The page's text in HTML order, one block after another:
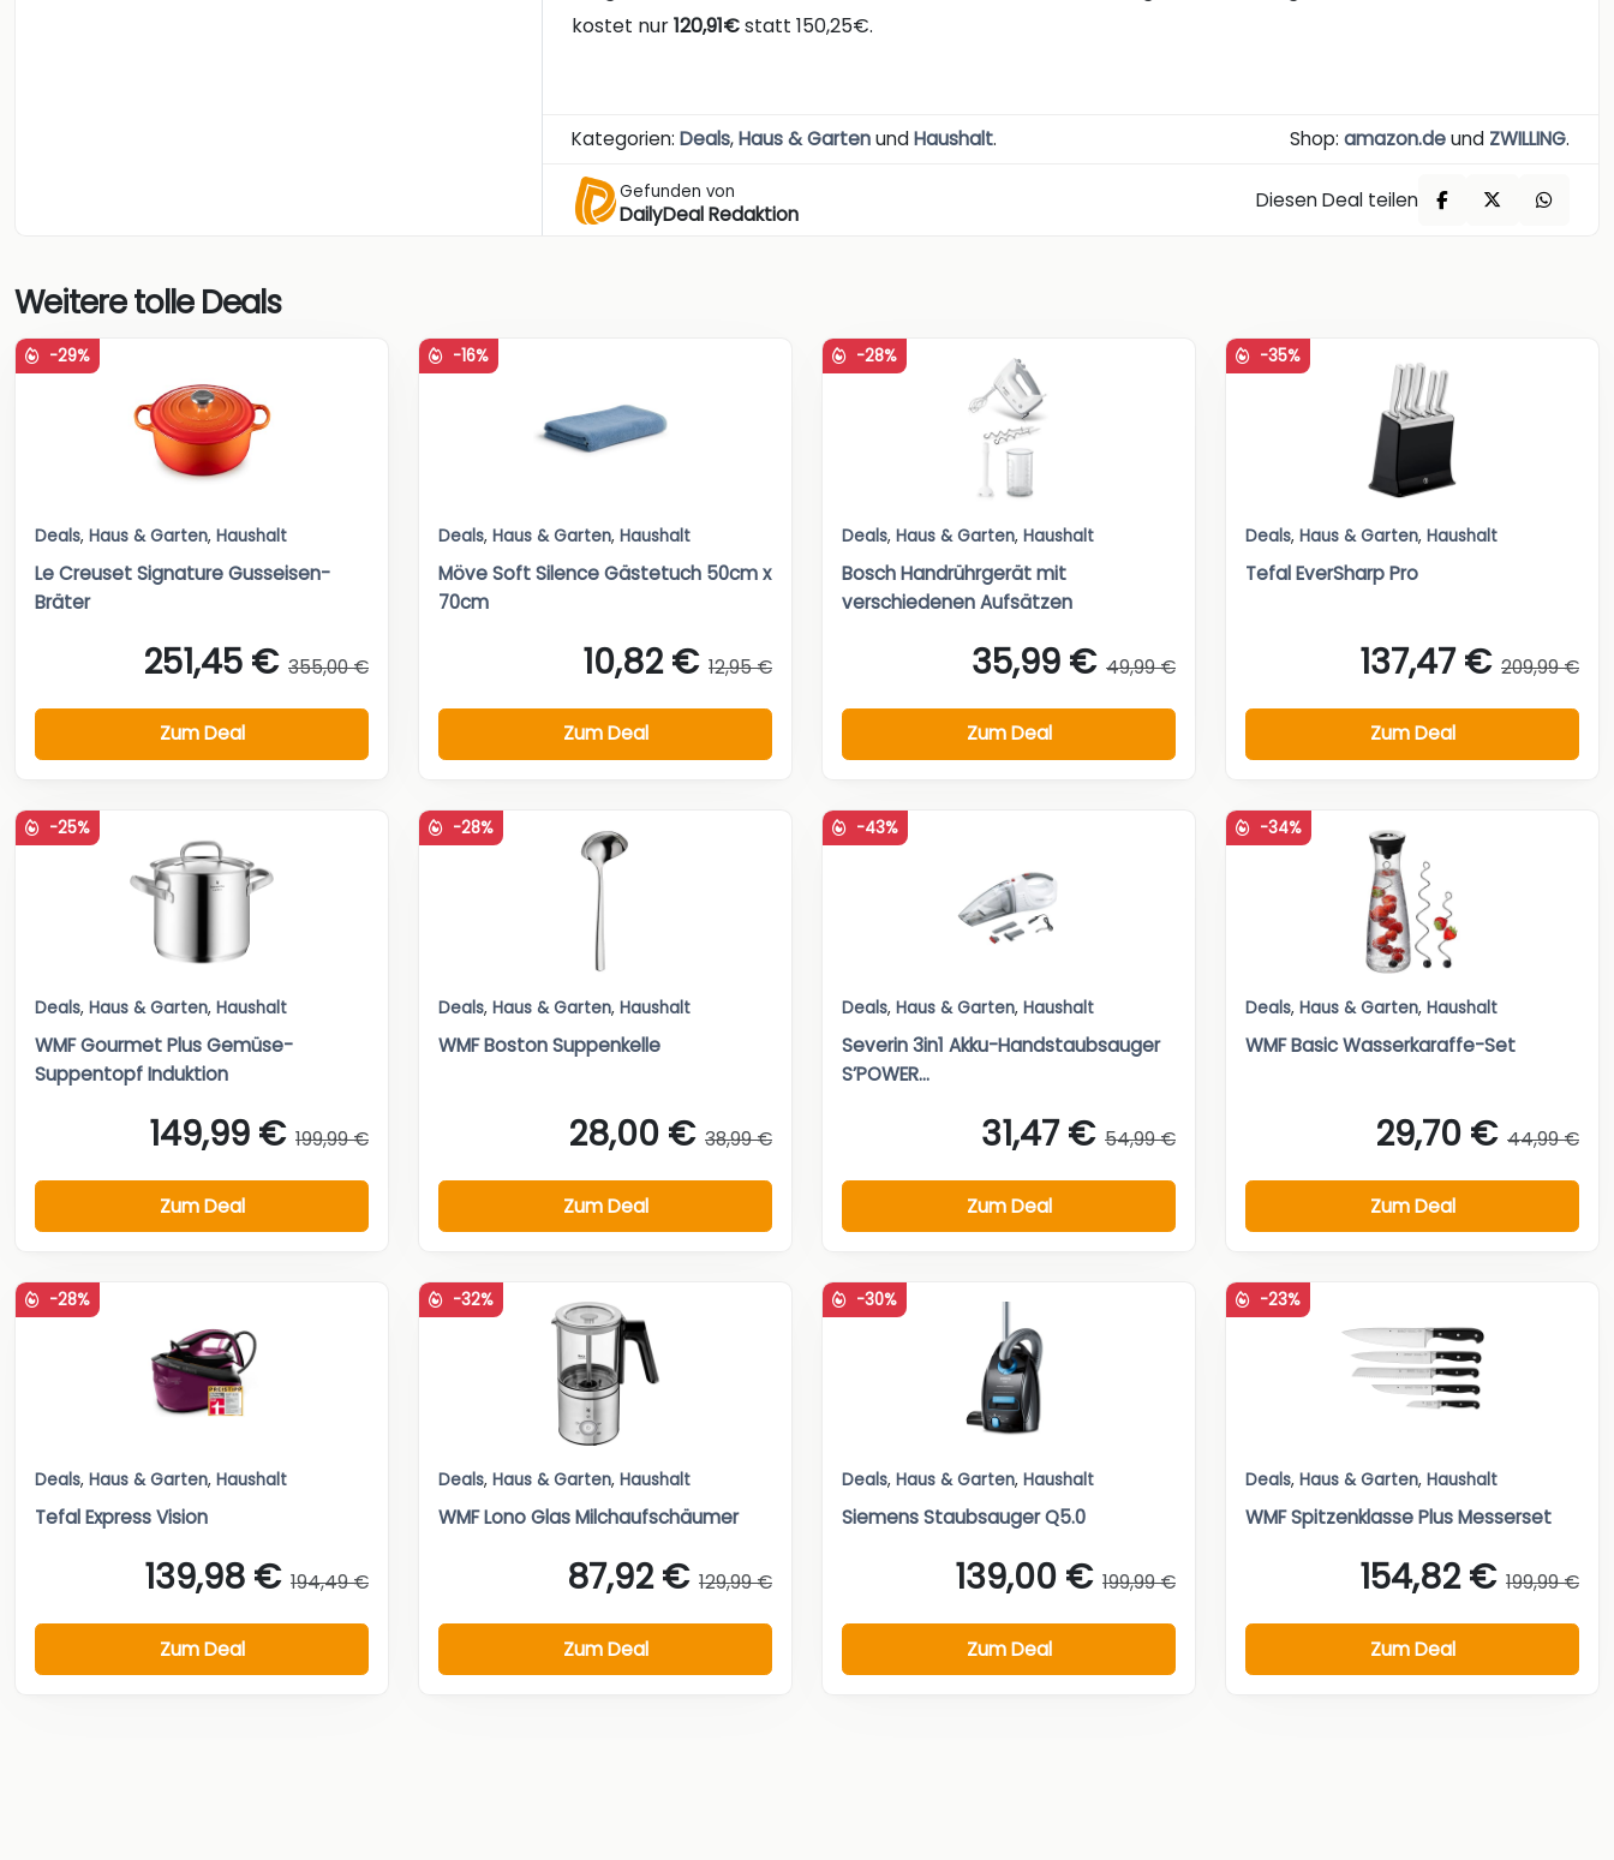
kostet nur120,91€statt 150,25€.
Kategorien:Deals,Haus & GartenundHaushalt. Shop: amazon.deund ZWILLING.
Gefunden von
DailyDeal Redaktion
Diesen Deal teilen
Weitere tolle Deals
-29%
Deals, Haus & Garten, Haushalt
Le Creuset Signature Gusseisen-
Bräter
251,45 € 355,00 €
Zum Deal
-16%
Deals, Haus & Garten, Haushalt
Möve Soft Silence Gästetuch 50cm x
70cm
10,82 € 12,95 €
Zum Deal
-28%
Deals, Haus & Garten, Haushalt
Bosch Handrührgerät mit
verschiedenen Aufsätzen
35,99 € 49,99 €
Zum Deal
-35%
Deals, Haus & Garten, Haushalt
Tefal EverSharp Pro
137,47 € 209,99 €
Zum Deal
-25%
Deals, Haus & Garten, Haushalt
WMF Gourmet Plus Gemüse-
Suppentopf Induktion
149,99 € 199,99 €
Zum Deal
-28%
Deals, Haus & Garten, Haushalt
WMF Boston Suppenkelle
28,00 € 38,99 €
Zum Deal
-43%
Deals, Haus & Garten, Haushalt
Severin 3in1 Akku-Handstaubsauger
S’POWER...
31,47 € 54,99 €
Zum Deal
-34%
Deals, Haus & Garten, Haushalt
WMF Basic Wasserkaraffe-Set
29,70 € 44,99 €
Zum Deal
-28%
Deals, Haus & Garten, Haushalt
Tefal Express Vision
139,98 € 194,49 €
Zum Deal
-32%
Deals, Haus & Garten, Haushalt
WMF Lono Glas Milchaufschäumer
87,92 € 129,99 €
Zum Deal
-30%
Deals, Haus & Garten, Haushalt
Siemens Staubsauger Q5.0
139,00 € 199,99 €
Zum Deal
-23%
Deals, Haus & Garten, Haushalt
WMF Spitzenklasse Plus Messerset
154,82 € 199,99 €
Zum Deal